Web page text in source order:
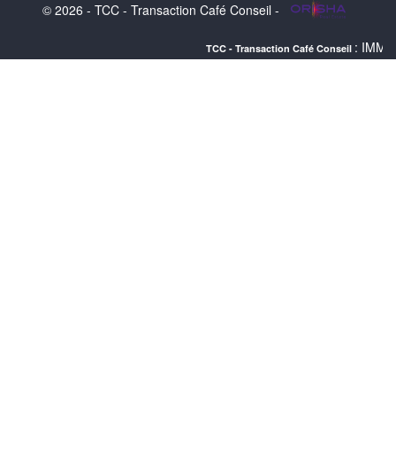
© 2026 - TCC - Transaction Café Conseil -
TCC - Transaction Café Conseil: IMMOBILIER